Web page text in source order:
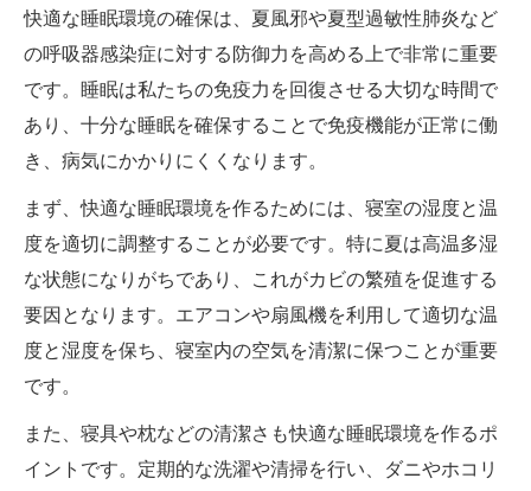
快適な睡眠環境の確保は、夏風邪や夏型過敏性肺炎など
の呼吸器感染症に対する防御力を高める上で非常に重要
です。睡眠は私たちの免疫力を回復させる大切な時間で
あり、十分な睡眠を確保することで免疫機能が正常に働
き、病気にかかりにくくなります。
まず、快適な睡眠環境を作るためには、寝室の湿度と温
度を適切に調整することが必要です。特に夏は高温多湿
な状態になりがちであり、これがカビの繁殖を促進する
要因となります。エアコンや扇風機を利用して適切な温
度と湿度を保ち、寝室内の空気を清潔に保つことが重要
です。
また、寝具や枕などの清潔さも快適な睡眠環境を作るポ
イントです。定期的な洗濯や清掃を行い、ダニやホコリ